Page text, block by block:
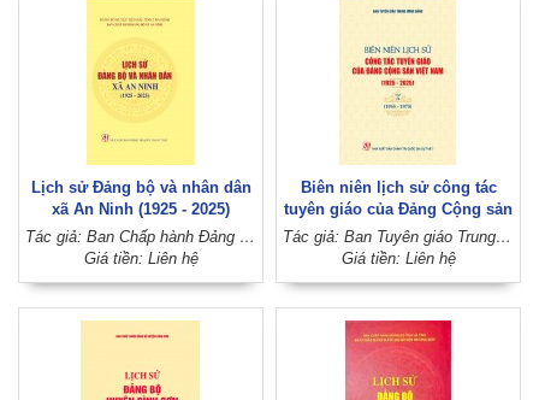
Lịch sử Đảng bộ và nhân dân
xã An Ninh (1925 - 2025)
Tác giả: Ban Chấp hành Đảng bộ xã An Ninh (Đảng bộ huyện Tiền Hải, tỉnh Thái Bình)
Giá tiền: Liên hệ
Biên niên lịch sử công tác
tuyên giáo của Đảng Cộng sản
Việt Nam (1925 - 2025), Tập II
(1955 - 1975)
Tác giả: Ban Tuyên giáo Trung ương Đảng
Giá tiền: Liên hệ